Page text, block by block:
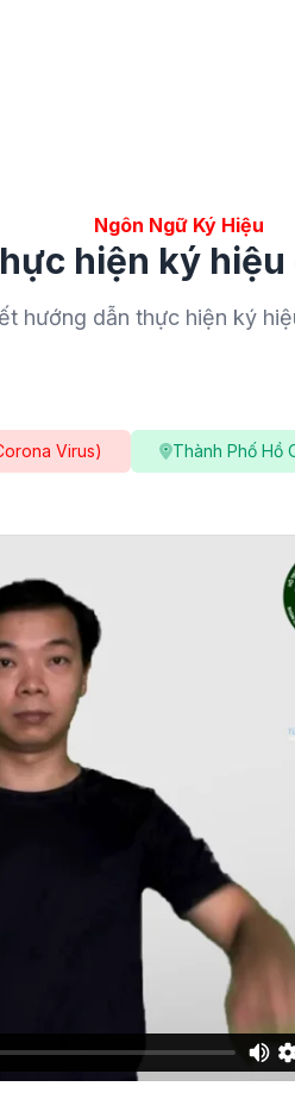
Ngôn Ngữ Ký Hiệu
hiện ký
hướng dẫn thực hiện ký
Virus) Thành Phố Hồ